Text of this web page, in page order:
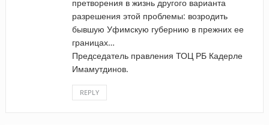
претворения в жизнь другого варианта
разрешения этой проблемы: возродить
бывшую Уфимскую губернию в прежних ее
границах…
Председатель правления ТОЦ РБ Кадерле
Имамутдинов.
REPLY